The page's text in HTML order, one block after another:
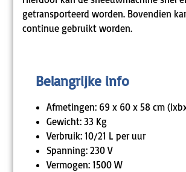
getransporteerd worden. Bovendien
continue gebruikt worden.
Belangrijke info
Afmetingen: 69 x 60 x 58 cm
Gewicht: 33 Kg
Verbruik: 10/21 L per uur
Spanning: 230 V
Vermogen: 1500 W